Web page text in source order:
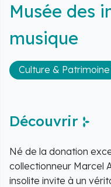
Musée des
musique
Culture & Patrimoine
Découvrir
Né de la donation
collectionneur Marcel
insolite invite à un